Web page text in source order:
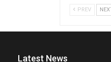
PREV
Latest News